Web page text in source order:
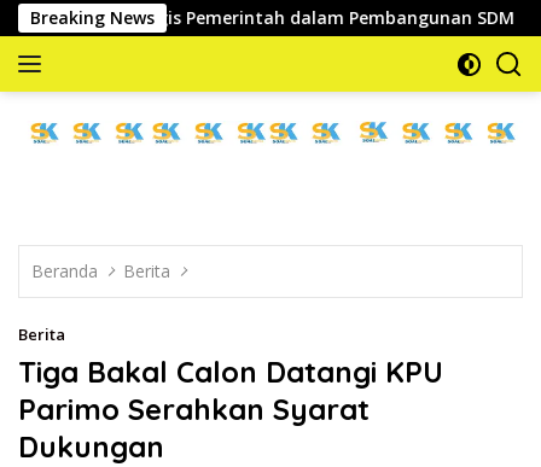
Langsung
ke
konten
Breaking News
Strategis Pemerintah dalam Pembangunan SDM
mengabarkan
Beranda Berita
Berita
Tiga Bakal Calon Datangi KPU
Parimo Serahkan Syarat
Dukungan